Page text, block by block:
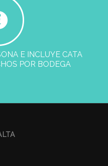
E INCLUYE CATA
POR BODEGA